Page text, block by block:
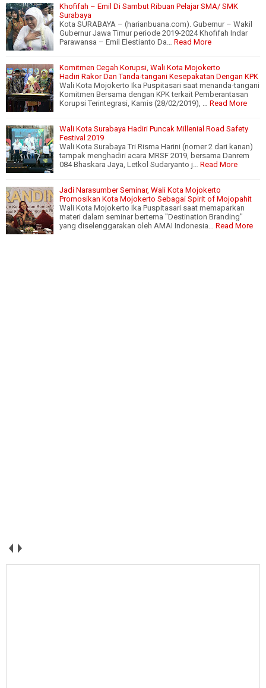
Khofifah – Emil Di Sambut Ribuan Pelajar SMA/ SMK
Surabaya
Kota SURABAYA – (harianbuana.com). Gubernur – Wakil
Gubernur Jawa Timur periode 2019-2024 Khofifah Indar
Parawansa – Emil Elestianto Da… Read More
Komitmen Cegah Korupsi, Wali Kota Mojokerto
Hadiri Rakor Dan Tanda-tangani Kesepakatan Dengan KPK
Wali Kota Mojokerto Ika Puspitasari saat menanda-tangani
Komitmen Bersama dengan KPK terkait Pemberantasan
Korupsi Terintegrasi, Kamis (28/02/2019), … Read More
Wali Kota Surabaya Hadiri Puncak Millenial Road Safety
Festival 2019
Wali Kota Surabaya Tri Risma Harini (nomer 2 dari kanan)
tampak menghadiri acara MRSF 2019, bersama Danrem
084 Bhaskara Jaya, Letkol Sudaryanto j… Read More
Jadi Narasumber Seminar, Wali Kota Mojokerto
Promosikan Kota Mojokerto Sebagai Spirit of Mojopahit
Wali Kota Mojokerto Ika Puspitasari saat memaparkan
materi dalam seminar bertema "Destination Branding"
yang diselenggarakan oleh AMAI Indonesia… Read More